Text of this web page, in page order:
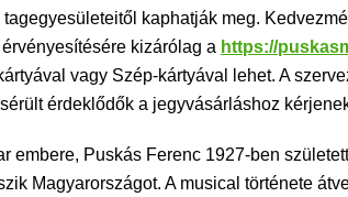
kaphatják meg.
kizárólag a https://
vagy Szép-kártyával lehet. A
érdeklődők a jegyvásárláshoz
embere, Puskás Ferenc 1927-ben
Magyarországot. A musical története